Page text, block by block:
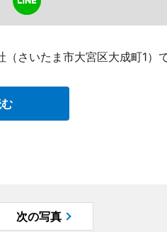
さいたま市大宮区大成町1）で
次の写真